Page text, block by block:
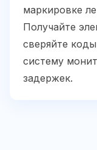
маркировке
Получайте
сверяйте
систему
задержек.